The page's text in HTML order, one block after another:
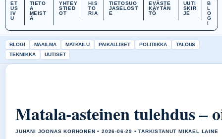
ET
US
IV
U
TIETO
A
MEIST
Ä
YHTEY
STIED
OT
HIS
TO
RIA
TIETOSUO
JASELOST
E
EVÄSTE
KÄYTÄN
TÖ
UUTI
SKIR
JE
B
L
O
G
I
BLOGI MAAILMA MATKAILU PAIKALLISET POLITIIKKA
TALOUS
TEKNIIKKA
UUTISET
Matala-asteinen tulehdus –
JUHANI JOONAS KORHONEN • 2026-06-29 • TARKISTANUT MIKAEL LAINE